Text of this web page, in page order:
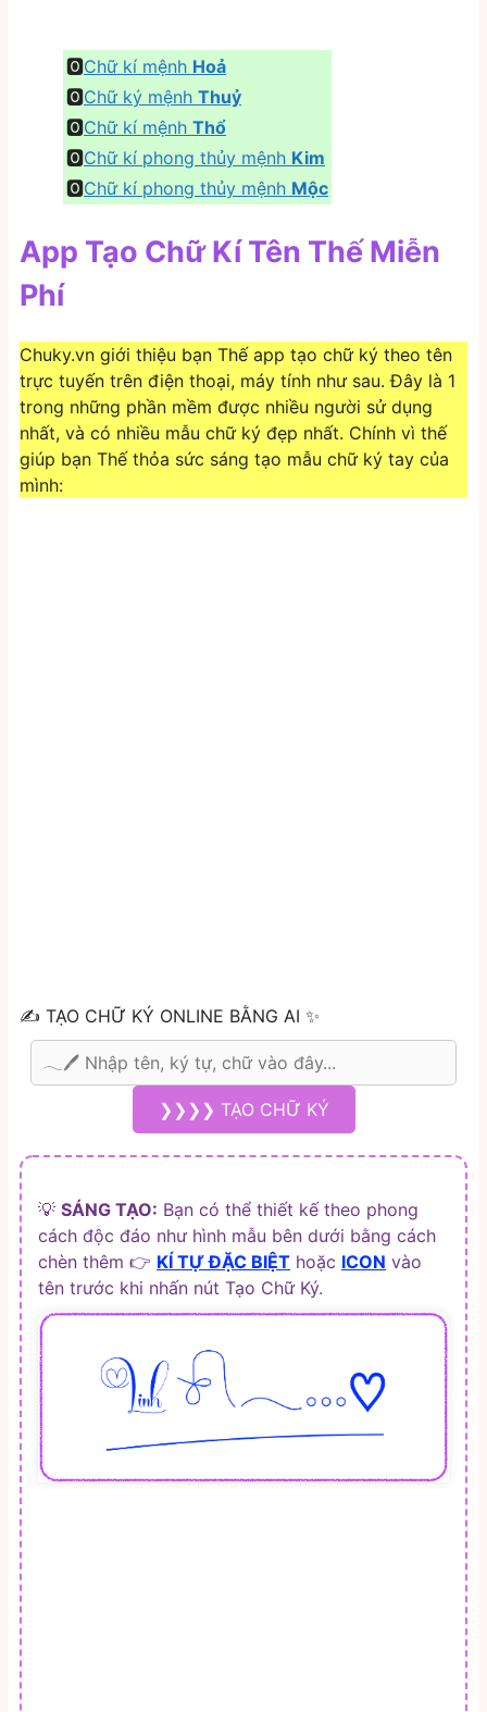
️🅾Chữ kí mệnh Hoả
🅾Chữ ký mệnh Thuỷ
🅾Chữ kí mệnh Thổ
🅾Chữ kí phong thủy mệnh Kim
🅾Chữ kí phong thủy mệnh Mộc
App Tạo Chữ Kí Tên Thế Miễn
Phí
Chuky.vn giới thiệu bạn Thế app tạo chữ ký theo tên
trực tuyến trên điện thoại, máy tính như sau. Đây là 1
trong những phần mềm được nhiều người sử dụng
nhất, và có nhiều mẫu chữ ký đẹp nhất. Chính vì thế
giúp bạn Thế thỏa sức sáng tạo mẫu chữ ký tay của
mình:
✍️ TẠO CHỮ KÝ ONLINE BẰNG AI ✨
❯❯❯❯ TẠO CHỮ KÝ
💡 SÁNG TẠO: Bạn có thể thiết kế theo phong
cách độc đáo như hình mẫu bên dưới bằng cách
chèn thêm 👉 KÍ TỰ ĐẶC BIỆT hoặc ICON vào
tên trước khi nhấn nút Tạo Chữ Ký.